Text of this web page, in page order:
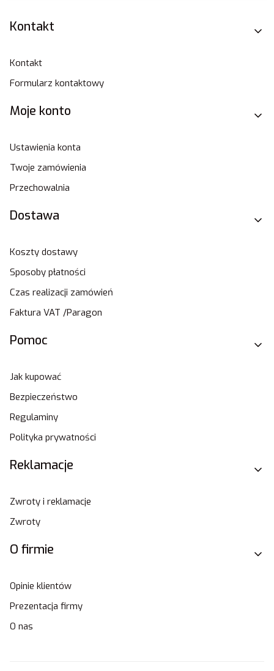
Linki w stopce
Kontakt
Kontakt
Formularz kontaktowy
Moje konto
Ustawienia konta
Twoje zamówienia
Przechowalnia
Dostawa
Koszty dostawy
Sposoby płatności
Czas realizacji zamówień
Faktura VAT /Paragon
Pomoc
Jak kupować
Bezpieczeństwo
Regulaminy
Polityka prywatności
Reklamacje
Zwroty i reklamacje
Zwroty
O firmie
Opinie klientów
Prezentacja firmy
O nas